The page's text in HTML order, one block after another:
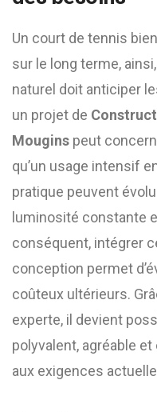
Un court de tennis
sur le long terme,
naturel doit anticiper
un projet de
Mougins peut
qu’un usage intensif
pratique peuvent
luminosité constante
conséquent, intégrer
conception permet
coûteux ultérieurs.
experte, il devient
polyvalent, agréable
aux exigences